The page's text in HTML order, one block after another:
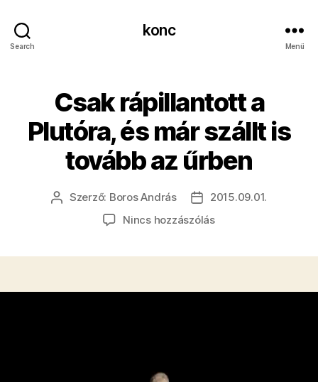
Search
konc
Menü
Csak rápillantott a
Plutóra, és már szállt is
tovább az űrben
Bejegyzés
Szerző: Boros András
Bejegyzés
dátuma
2015.09.01.
Nincs hozzászólása(z)